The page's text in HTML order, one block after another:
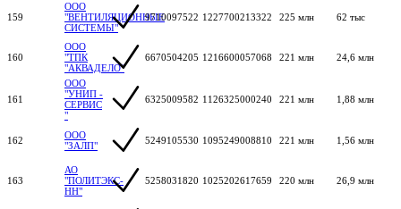
159
ООО
"ВЕНТИЛЯЦИОННЫЕ
СИСТЕМЫ"
9710097522 1227700213322 225 млн 62 тыс
160
ООО
"ТПК
"АКВАДЕЛО"
6670504205 1216600057068 221 млн 24,6 млн
161
ООО
"УНИП -
СЕРВИС
"
6325009582 1126325000240 221 млн 1,88 млн
162
ООО
"ЗАЛП"
5249105530 1095249008810 221 млн 1,56 млн
163
АО
"ПОЛИТЭКС-
НН"
5258031820 1025202617659 220 млн 26,9 млн